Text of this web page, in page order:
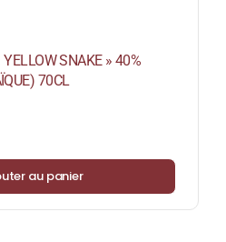
SNAKE » 40%
70CL
au panier